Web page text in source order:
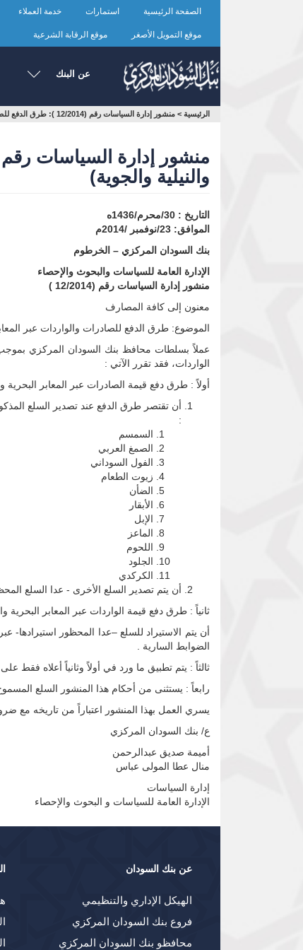
الصفحة الرئيسية استمارات خدمة العملاء
موقع التمويل الأصغر موقع الرقابة الشرعية
عن البنك
أنت
الرئيسية > منشور إدارة السياسات رقم (12/2014 ): طرق الدفع للصادرات والواردات عبر المعابر (البحرية والبرية والنيلية والجوية)
والنيلية والجوية)
التاريخ : 30/محرم/1436ه
الموافق: 23/نوفمبر /2014م
بنك السودان المركزي – الخرطوم
الإدارة العامة للسياسات والبحوث والإحصاء
منشور إدارة السياسات رقم (12/2014 )
معنون إلى كافة المصارف
الموضوع: طرق الدفع للصادرات والواردات عبر
الواردات، فقد تقرر الآتي :
أولاً : طرق دفع قيمة الصادرات عبر المعابر البحرية
:
السمسم
الصمغ العربي
الفول السوداني
زيوت الطعام
الضأن
الأبقار
الإبل
الماعز
اللحوم
الجلود
الكركدي
أن يتم تصدير السلع الأخرى - عدا السلع
ثانياً : طرق دفع قيمة الواردات عبر المعابر البحرية
أن يتم الاستيراد للسلع –عدا المحظور استيرادها-
الضوابط السارية .
ثالثاً : يتم تطبيق ما ورد في أولاً وثانياً أعلاه فقط
رابعاً : يستثنى من أحكام هذا المنشور السلع
يسري العمل بهذا المنشور اعتباراً من تاريخه مع
ع/ بنك السودان المركزي
أميمة صديق عبدالرحمن
منال عطا المولى عباس
إدارة السياسات
الإدارة العامة للسياسات و البحوث والإحصاء
عن بنك السودان
الهيكل الإداري والتنظيمي
فروع بنك السودان المركزي
محافظو بنك السودان المركزي